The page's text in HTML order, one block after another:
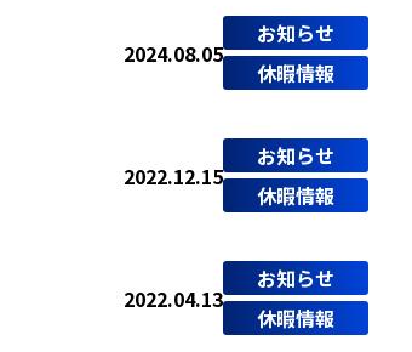
2024.08.05
お知らせ
休暇情報
2022.12.15
お知らせ
休暇情報
2022.04.13
お知らせ
休暇情報